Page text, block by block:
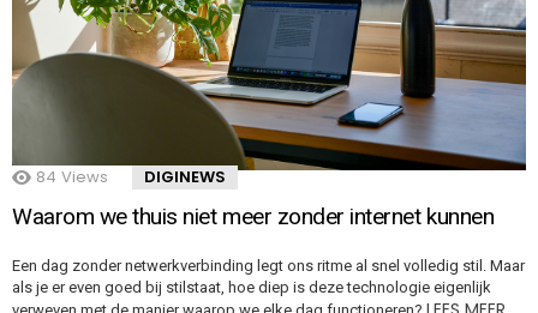
84 Views DIGINEWS
Waarom we thuis niet meer zonder internet kunnen
Een dag zonder netwerkverbinding legt ons ritme al snel volledig stil. Maar
als je er even goed bij stilstaat, hoe diep is deze technologie eigenlijk